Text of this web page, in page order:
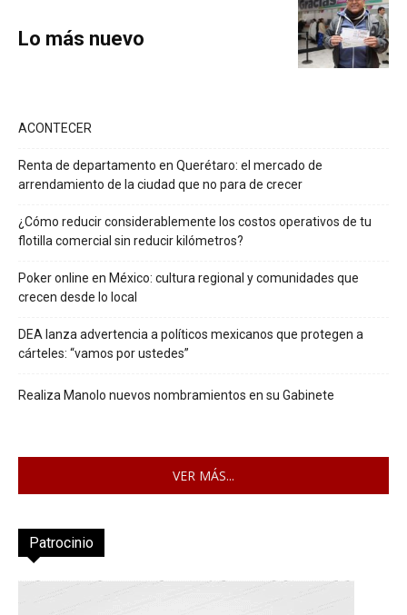
Lo más nuevo
ACONTECER
Renta de departamento en Querétaro: el mercado de
arrendamiento de la ciudad que no para de crecer
¿Cómo reducir considerablemente los costos operativos de tu
flotilla comercial sin reducir kilómetros?
Poker online en México: cultura regional y comunidades que
crecen desde lo local
DEA lanza advertencia a políticos mexicanos que protegen a
cárteles: “vamos por ustedes”
Realiza Manolo nuevos nombramientos en su Gabinete
VER MÁS...
Patrocinio